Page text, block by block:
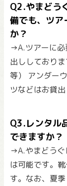
Q2.やまどう
備でも、ツア
か？
→A.ツアーに必
出ししており
等） アンダー
ツなどはお貸
Q3.レンタル
できますか？
→A.やまどうぐ
は可能です。
す。なお、夏